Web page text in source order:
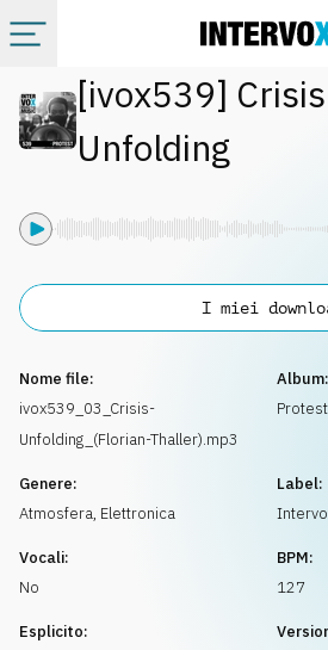
Categorie
[ivox539] Crisis
Unfolding
Nome file:
ivox539_03_Crisis-
Unfolding_(Florian-Thaller).mp3
Album:
Protest
Genere:
Atmosfera, Elettronica
Label:
Vocali:
No
BPM:
127
Esplicito:
I miei